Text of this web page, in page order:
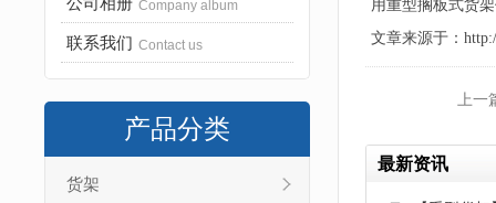
Company album
联系我们 Contact us
产品分类
货架
用重型搁板式货
文章来源于：
上一
最新资讯